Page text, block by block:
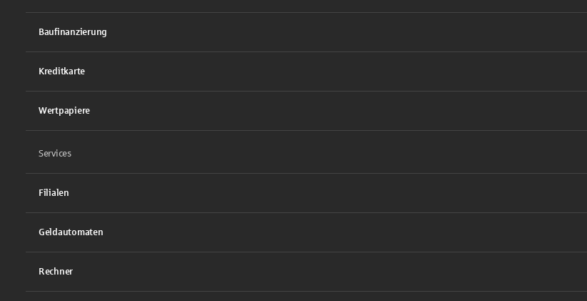
Baufinanzierung
Kreditkarte
Wertpapiere
Services
Filialen
Geldautomaten
Rechner